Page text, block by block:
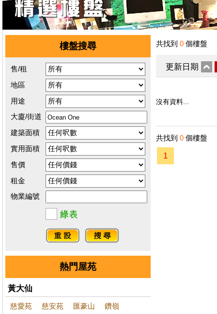
樓盤搜尋
售/租
地區
用途
大廈/街道
建築面積
實用面積
售價
租金
物業編號
熱門屋苑
黃大仙
慈愛苑 慈安苑 匯豪山
鑽嶺
共找到 0 個樓盤
更新日期
沒有資料...
共找到 0 個樓盤
1